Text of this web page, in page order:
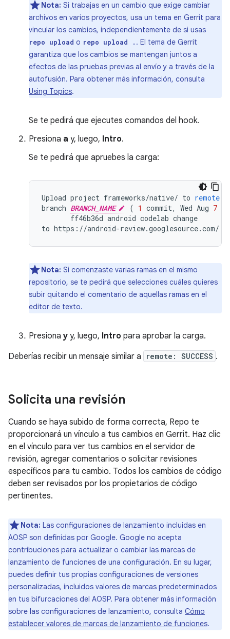
Nota: Si trabajas en un cambio que exige cambiar
archivos en varios proyectos, usa un tema en Gerrit para
vincular los cambios, independientemente de si usas
repo upload o repo upload . . El tema de Gerrit
garantiza que los cambios se mantengan juntos a
efectos de las pruebas previas al envío y a través de la
autofusión. Para obtener más información, consulta
Using Topics.
Se te pedirá que ejecutes comandos del hook.
Presiona a y, luego, Intro.
Se te pedirá que apruebes la carga:
Upload project frameworks/native/ to remote
branch BRANCH_NAME ( 1 commit, Wed Aug 7
ff46b36d android codelab change
to https : //android-review.googlesource.com/
Nota: Si comenzaste varias ramas en el mismo
repositorio, se te pedirá que selecciones cuáles quieres
subir quitando el comentario de aquellas ramas en el
editor de texto.
Presiona y y, luego, Intro para aprobar la carga.
Deberías recibir un mensaje similar a
remote: SUCCESS .
Solicita una revisión
Cuando se haya subido de forma correcta, Repo te
proporcionará un vínculo a tus cambios en Gerrit. Haz clic
en el vínculo para ver tus cambios en el servidor de
revisión, agregar comentarios o solicitar revisiones
específicos para tu cambio. Todos los cambios de código
deben ser revisados por los propietarios de código
pertinentes.
Nota: Las configuraciones de lanzamiento incluidas en
AOSP son definidas por Google. Google no acepta
contribuciones para actualizar o cambiar las marcas de
lanzamiento de funciones de una configuración. En su lugar,
puedes definir tus propias configuraciones de versiones
personalizadas, incluidos valores de marcas predeterminados
en tus bifurcaciones del AOSP. Para obtener más información
sobre las configuraciones de lanzamiento, consulta Cómo
establecer valores de marcas de lanzamiento de funciones.